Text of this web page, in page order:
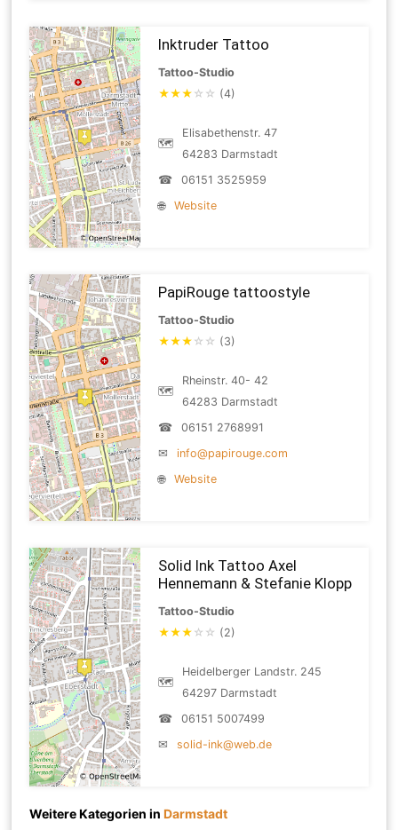
Inktruder Tattoo
Tattoo-Studio
★★★ ☆ ☆ (4)
🗺
Elisabethenstr. 47
64283 Darmstadt
☎
06151 3525959
🌐
Website
PapiRouge tattoostyle
Tattoo-Studio
★★★ ☆ ☆ (3)
🗺
Rheinstr. 40- 42
64283 Darmstadt
☎
06151 2768991
✉
info@papirouge.com
🌐
Website
Solid Ink Tattoo Axel
Hennemann & Stefanie Klopp
Tattoo-Studio
★★★ ☆ ☆ (2)
🗺
Heidelberger Landstr. 245
64297 Darmstadt
☎
06151 5007499
✉
solid-ink@web.de
Weitere Kategorien inDarmstadt